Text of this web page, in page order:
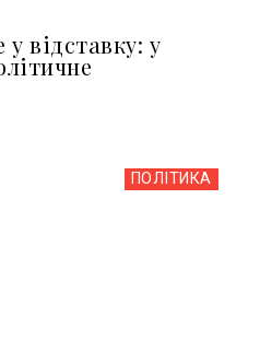
відставку: у
ПОЛІТИКА